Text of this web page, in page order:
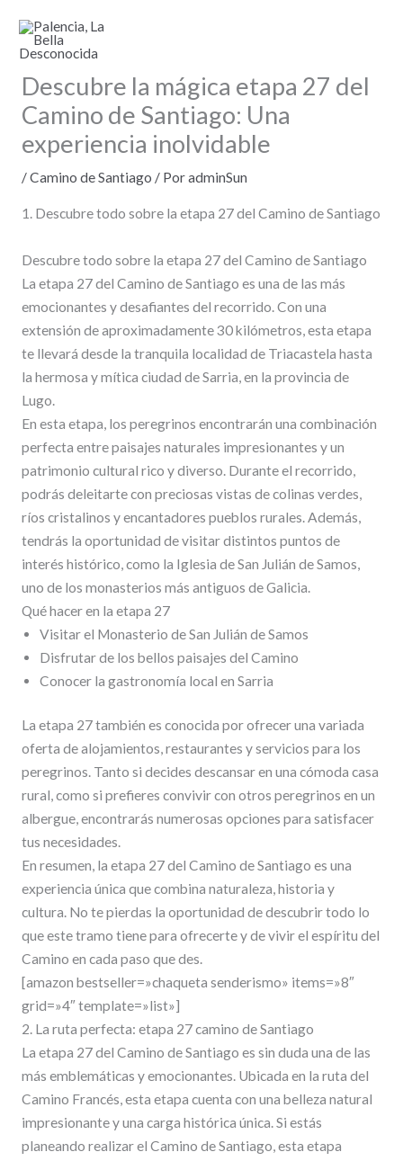
contenido
Descubre la mágica etapa 27 del
Camino de Santiago: Una
experiencia inolvidable
/Camino de Santiago / PoradminSun
1. Descubre todo sobre la etapa 27 del Camino de Santiago
Descubre todo sobre la etapa 27 del Camino de Santiago
La etapa 27 del Camino de Santiago es una de las más
emocionantes y desafiantes del recorrido. Con una
extensión de aproximadamente 30 kilómetros, esta etapa
te llevará desde la tranquila localidad de Triacastela hasta
la hermosa y mítica ciudad de Sarria, en la provincia de
Lugo.
En esta etapa, los peregrinos encontrarán una combinación
perfecta entre paisajes naturales impresionantes y un
patrimonio cultural rico y diverso. Durante el recorrido,
podrás deleitarte con preciosas vistas de colinas verdes,
ríos cristalinos y encantadores pueblos rurales. Además,
tendrás la oportunidad de visitar distintos puntos de
interés histórico, como la Iglesia de San Julián de Samos,
uno de los monasterios más antiguos de Galicia.
Qué hacer en la etapa 27
Visitar el Monasterio de San Julián de Samos
Disfrutar de los bellos paisajes del Camino
Conocer la gastronomía local en Sarria
La etapa 27 también es conocida por ofrecer una variada
oferta de alojamientos, restaurantes y servicios para los
peregrinos. Tanto si decides descansar en una cómoda casa
rural, como si prefieres convivir con otros peregrinos en un
albergue, encontrarás numerosas opciones para satisfacer
tus necesidades.
En resumen, la etapa 27 del Camino de Santiago es una
experiencia única que combina naturaleza, historia y
cultura. No te pierdas la oportunidad de descubrir todo lo
que este tramo tiene para ofrecerte y de vivir el espíritu del
Camino en cada paso que des.
[amazon bestseller=»chaqueta senderismo» items=»8″
grid=»4″ template=»list»]
2. La ruta perfecta: etapa 27 camino de Santiago
La etapa 27 del Camino de Santiago es sin duda una de las
más emblemáticas y emocionantes. Ubicada en la ruta del
Camino Francés, esta etapa cuenta con una belleza natural
impresionante y una carga histórica única. Si estás
planeando realizar el Camino de Santiago, esta etapa